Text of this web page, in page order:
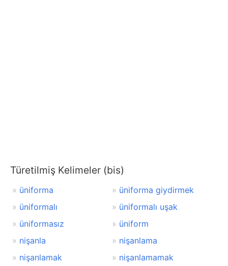
Türetilmiş Kelimeler (bis)
üniforma
üniforma giydirmek
üniformalı
üniformalı uşak
üniformasız
üniform
nişanla
nişanlama
nişanlamak
nişanlamamak